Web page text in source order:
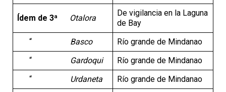
Ídem de 3ª Otalora
De vigilancia en la Laguna
de Bay
“ Basco
Río grande de Mindanao
“
Gardoqui
Río grande de Mindanao
“ Urdaneta
Río grande de Mindanao